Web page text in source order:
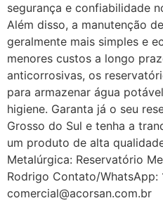
segurança e confiabilidade
Além disso, a manutenção
geralmente mais simples e
menores custos a longo
anticorrosivas, os
para armazenar água
higiene. Garanta já o seu
Grosso do Sul e tenha a
um produto de alta
Metalúrgica: Reservatório
Rodrigo Contato/
comercial@acorsan.com.br